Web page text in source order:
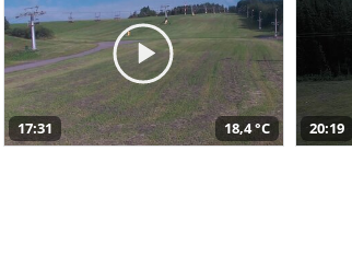
17:31 18,4 °C 20:19